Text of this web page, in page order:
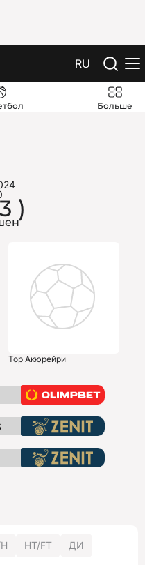
RU
Больше
)
Тор Акюрейри
HT/FT ДИ